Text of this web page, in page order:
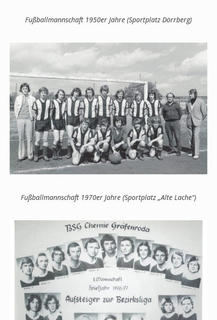
Fußballmannschaft 1950er Jahre (Sportplatz Dörrberg)
Fußballmannschaft 1970er Jahre (Sportplatz „Alte Lache“)